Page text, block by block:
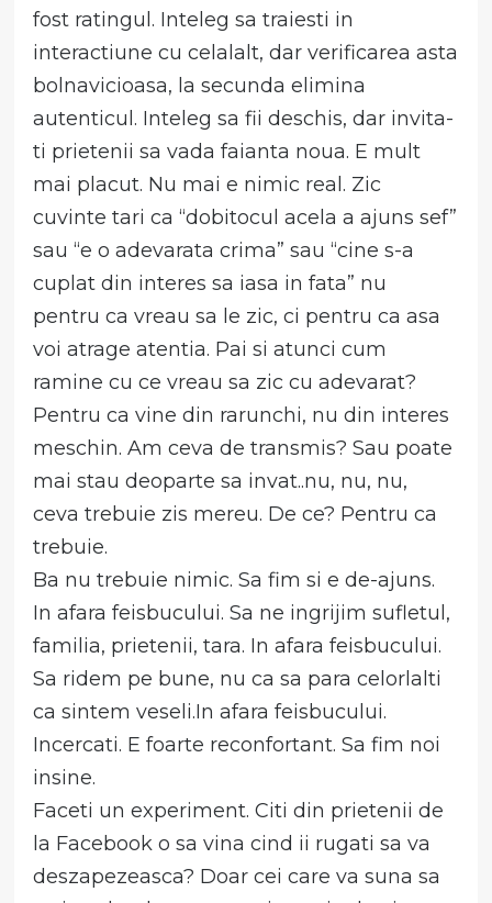
fost ratingul. Inteleg sa traiesti in
interactiune cu celalalt, dar verificarea asta
bolnavicioasa, la secunda elimina
autenticul. Inteleg sa fii deschis, dar invita-
ti prietenii sa vada faianta noua. E mult
mai placut. Nu mai e nimic real. Zic
cuvinte tari ca “dobitocul acela a ajuns sef”
sau “e o adevarata crima” sau “cine s-a
cuplat din interes sa iasa in fata” nu
pentru ca vreau sa le zic, ci pentru ca asa
voi atrage atentia. Pai si atunci cum
ramine cu ce vreau sa zic cu adevarat?
Pentru ca vine din rarunchi, nu din interes
meschin. Am ceva de transmis? Sau poate
mai stau deoparte sa invat..nu, nu, nu,
ceva trebuie zis mereu. De ce? Pentru ca
trebuie.
Ba nu trebuie nimic. Sa fim si e de-ajuns.
In afara feisbucului. Sa ne ingrijim sufletul,
familia, prietenii, tara. In afara feisbucului.
Sa ridem pe bune, nu ca sa para celorlalti
ca sintem veseli.In afara feisbucului.
Incercati. E foarte reconfortant. Sa fim noi
insine.
Faceti un experiment. Citi din prietenii de
la Facebook o sa vina cind ii rugati sa va
deszapezeasca? Doar cei care va suna sa